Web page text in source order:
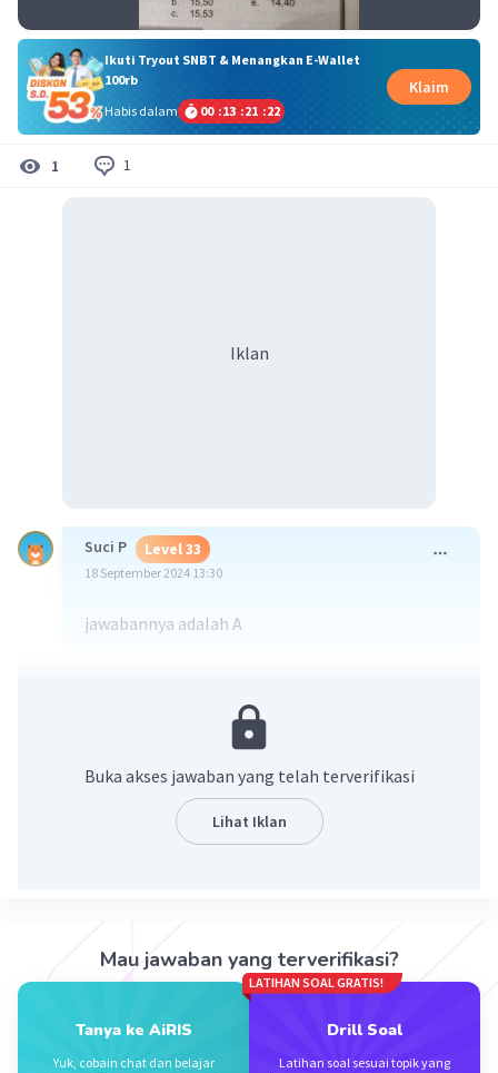
Ikuti Tryout SNBT & Menangkan E-Wallet
100rb
Habis dalam
00 :13 :21 :22
Klaim
1 1
Iklan
Suci P Level 33
18 September 2024 13:30
jawabannya adalah A
Buka akses jawaban yang telah terverifikasi
Lihat Iklan
Mau jawaban yang terverifikasi?
Tanya ke AiRIS
Yuk, cobain chat dan belajar
LATIHAN SOAL GRATIS!
Drill Soal
Latihan soal sesuai topik yang